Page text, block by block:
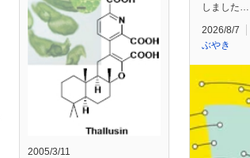
2005/3/11
しました…
2026/8/7
ぶやき